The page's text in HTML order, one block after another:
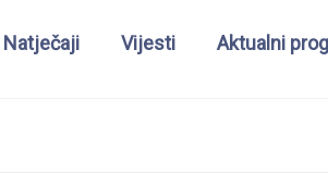
Natječaji Vijesti Aktualni